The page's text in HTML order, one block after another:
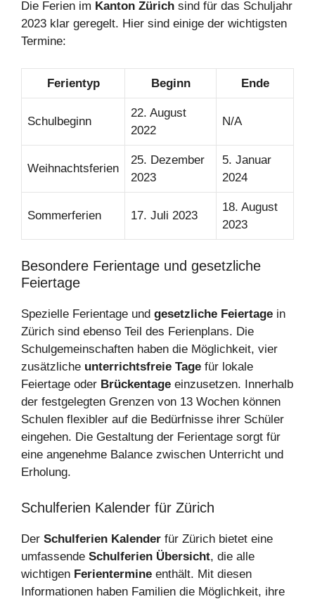
Die Ferien im Kanton Zürich sind für das Schuljahr
2023 klar geregelt. Hier sind einige der wichtigsten
Termine:
Ferientyp Beginn Ende
Schulbeginn
22. August
2022
N/A
Weihnachtsferien
25. Dezember
2023
5. Januar
2024
Sommerferien 17. Juli 2023
18. August
2023
Besondere Ferientage und gesetzliche
Feiertage
Spezielle Ferientage und gesetzliche Feiertage in
Zürich sind ebenso Teil des Ferienplans. Die
Schulgemeinschaften haben die Möglichkeit, vier
zusätzliche unterrichtsfreie Tage für lokale
Feiertage oder Brückentage einzusetzen. Innerhalb
der festgelegten Grenzen von 13 Wochen können
Schulen flexibler auf die Bedürfnisse ihrer Schüler
eingehen. Die Gestaltung der Ferientage sorgt für
eine angenehme Balance zwischen Unterricht und
Erholung.
Schulferien Kalender für Zürich
Der Schulferien Kalender für Zürich bietet eine
umfassende Schulferien Übersicht, die alle
wichtigen Ferientermine enthält. Mit diesen
Informationen haben Familien die Möglichkeit, ihre